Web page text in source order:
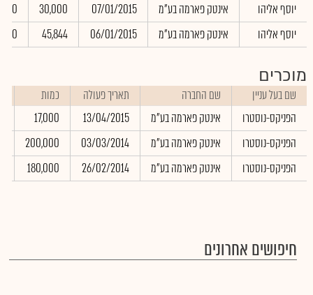
יוסף אליהו
אינטק פארמה בע"מ 07/01/2015
30,000
יוסף אליהו
אינטק פארמה בע"מ 06/01/2015
45,844
מוכרים
שם בעל עניין שם החברה תאריך פעולה כמות
הפניקס-נוסטרו
אינטק פארמה בע"מ 13/04/2015
17,000
הפניקס-נוסטרו
אינטק פארמה בע"מ 03/03/2014
200,000
הפניקס-נוסטרו
אינטק פארמה בע"מ 26/02/2014
180,000
חיפושים אחרונים